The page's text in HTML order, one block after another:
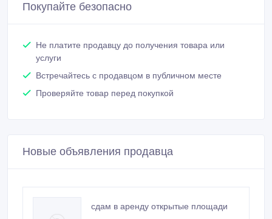
Покупайте безопасно
Не платите продавцу до получения товара или
услуги
Встречайтесь с продавцом в публичном месте
Проверяйте товар перед покупкой
Новые объявления продавца
сдам в аренду открытые площади